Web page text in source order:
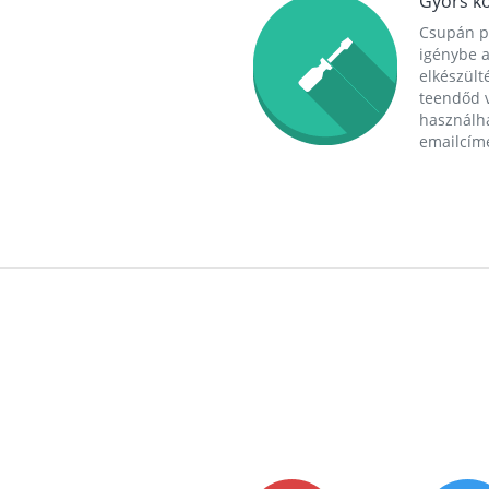
Csupán
igénybe
teendőd